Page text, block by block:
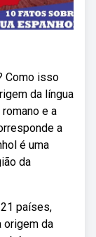
Como isso
da língua
e a
a
é uma
da
países,
origem da